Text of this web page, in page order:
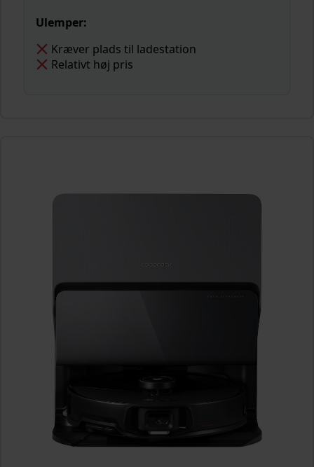
Ulemper:
Kræver plads til ladestation
Relativt høj pris